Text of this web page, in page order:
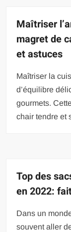
Maîtriser
magret de
et astuces
Maîtriser la
d’équilibre
gourmets.
chair tendre et
Top des
en 2022:
Dans un
souvent aller